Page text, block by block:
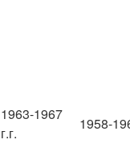
1963-1967
г.г.
1958-